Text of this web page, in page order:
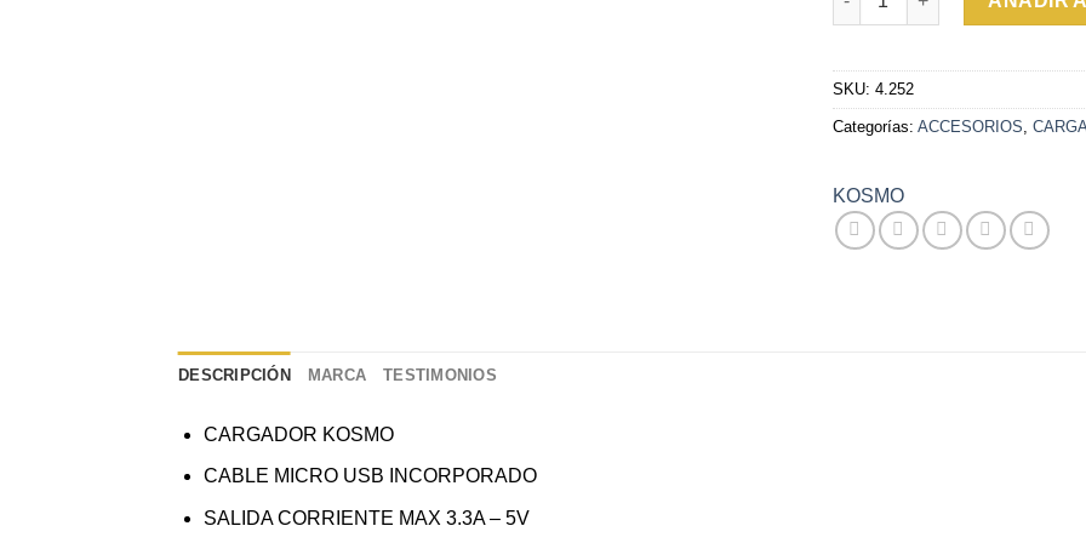
SKU: 4.252
Categorías: ACCESORIOS
KOSMO
DESCRIPCIÓN MARCA TESTIMONIOS
CARGADOR KOSMO
CABLE MICRO USB INCORPORADO
SALIDA CORRIENTE MAX 3.3A – 5V